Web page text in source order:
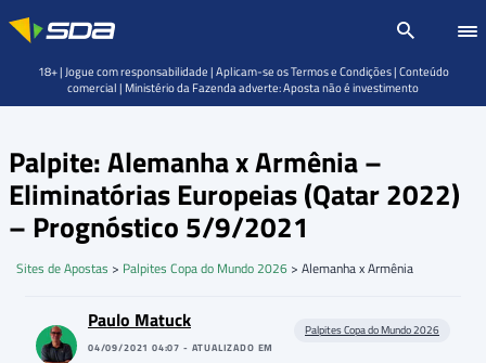
Palpite: Alemanha x Armênia –
Eliminatórias Europeias (Qatar 2022)
– Prognóstico 5/9/2021
Sites de Apostas > Palpites Copa do Mundo 2026 > Alemanha x Armênia
Paulo Matuck
04/09/2021 04:07 - ATUALIZADO EM
Palpites Copa do Mundo 2026
18+ | Jogue com responsabilidade | Aplicam-se os Termos e Condições | Conteúdo
comercial | Ministério da Fazenda adverte: Aposta não é investimento